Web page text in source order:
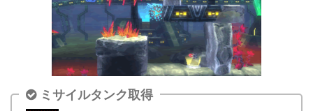
ミサイルタンク取得